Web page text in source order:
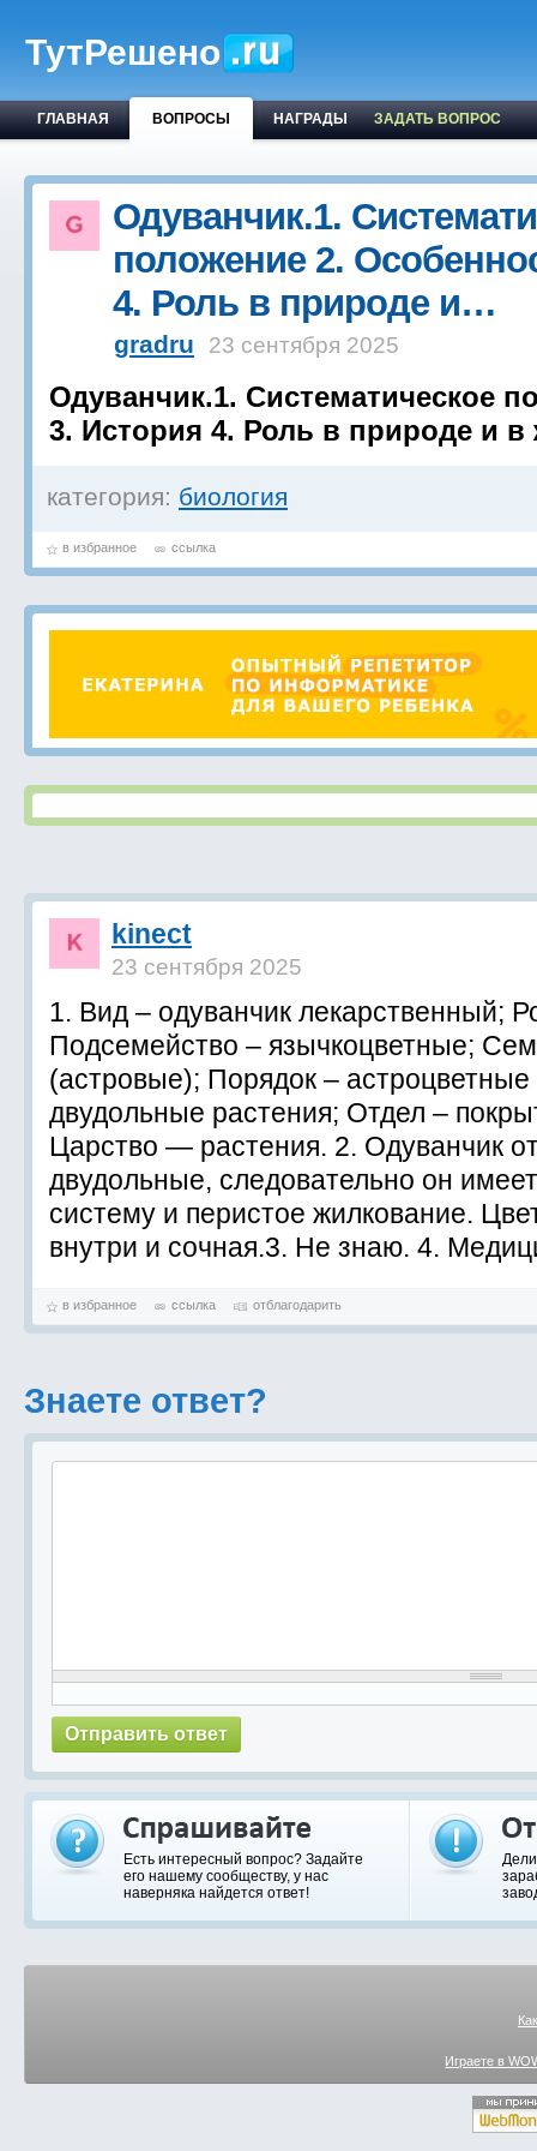
ТутРешено
ГЛАВНАЯ ВОПРОСЫ НАГРАДЫ ЗАДАТЬ ВОПРОС
Одуванчик.1.
положение 2.
4. Роль в природе и…
gradru 23 сентября 2025
Одуванчик.1. Систематическое
3. История 4. Роль в природе и в
категория: биология
в избранное ссылка
kinect
23 сентября 2025
1. Вид – одуванчик лекарственный;
Подсемейство – язычкоцветные;
(астровые); Порядок –
двудольные растения; Отдел –
Царство — растения. 2. Одуванчик
двудольные, следовательно он
систему и перистое жилкование.
внутри и сочная.3. Не знаю. 4.
в избранное ссылка отблагодарить
Знаете ответ?
Есть интересный вопрос? Задайте
его нашему сообществу, у нас
наверняка найдется ответ!
Играете в